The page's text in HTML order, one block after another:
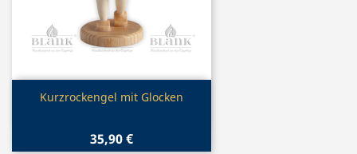
Vorschau
Kurzrockengel mit Glocken
35,90 €